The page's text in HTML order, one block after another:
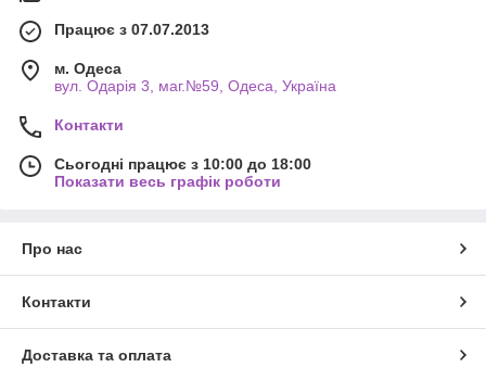
Працює з 07.07.2013
м. Одеса
вул. Одарiя 3, маг.№59, Одеса, Україна
Контакти
Сьогодні працює з 10:00 до 18:00
Показати весь графік роботи
Про нас
Контакти
Доставка та оплата